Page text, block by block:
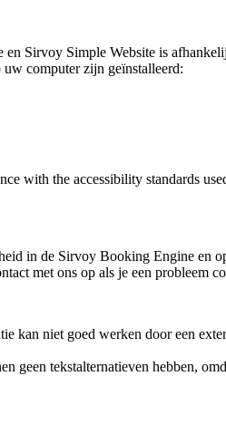
Sirvoy Simple Website is
computer zijn geïnstalleerd:
with the accessibility standards
in de Sirvoy Booking Engine en
met ons op als je een probleem
kan niet goed werken door een
geen tekstalternatieven hebben,